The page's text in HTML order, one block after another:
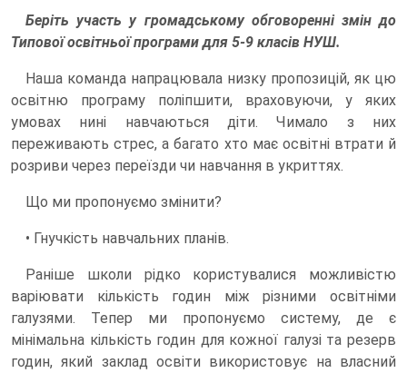
Беріть участь у громадському обговоренні змін до
Типової освітньої програми для 5-9 класів НУШ.
Наша команда напрацювала низку пропозицій, як цю
освітню програму поліпшити, враховуючи, у яких
умовах нині навчаються діти. Чимало з них
переживають стрес, а багато хто має освітні втрати й
розриви через переїзди чи навчання в укриттях.
Що ми пропонуємо змінити?
• Гнучкість навчальних планів.
Раніше школи рідко користувалися можливістю
варіювати кількість годин між різними освітніми
галузями. Тепер ми пропонуємо систему, де є
мінімальна кількість годин для кожної галузі та резерв
годин, який заклад освіти використовує на власний